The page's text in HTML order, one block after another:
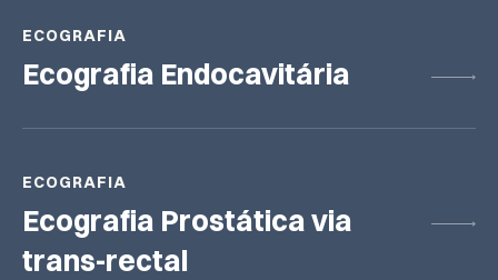
ECOGRAFIA
Ecografia Endocavitária
ECOGRAFIA
Ecografia Prostática via
trans-rectal